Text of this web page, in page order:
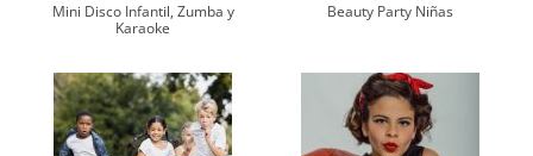
Mini Disco Infantil, Zumba y
Karaoke
Beauty Party Niñas